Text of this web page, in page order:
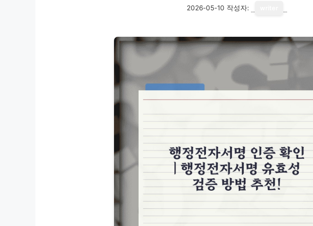
2026-05-10 작성자: